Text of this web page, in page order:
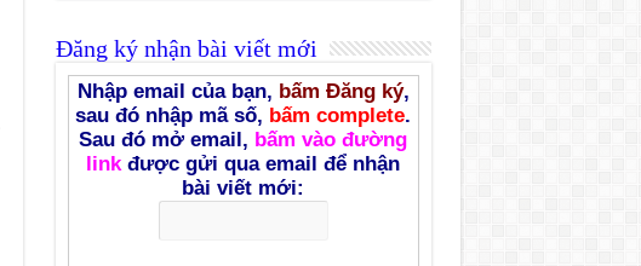
Đăng ký nhận bài viết mới
Nhập email của bạn, bấm Đăng ký,
sau đó nhập mã số, bấm complete.
Sau đó mở email, bấm vào đường
linkđược gửi qua email để nhận
bài viết mới: